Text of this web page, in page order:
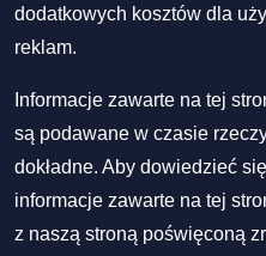
dodatkowych kosztów dla
reklam.
Informacje zawarte na tej
są podawane w czasie
dokładne. Aby dowiedzieć
informacje zawarte na tej
z naszą stroną poświęconą